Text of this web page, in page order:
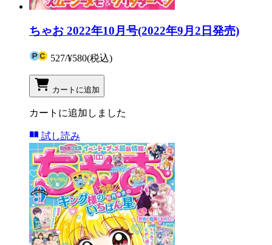
ちゃお 2022年10月号(2022年9月2日発売)
527/¥580(税込)
カートに追加
カートに追加しました
試し読み